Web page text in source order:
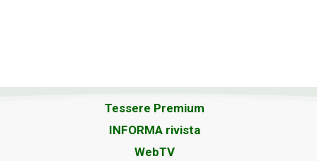
Tessere Premium
INFORMA rivista
WebTV